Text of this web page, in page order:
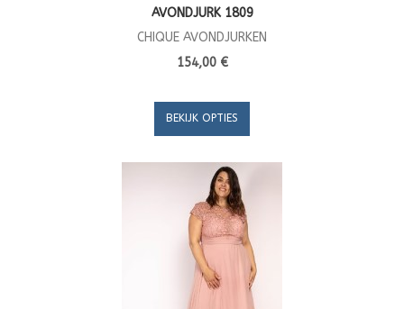
AVONDJURK 1809
CHIQUE AVONDJURKEN
154,00 €
BEKIJK OPTIES